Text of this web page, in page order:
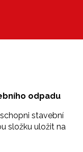
odpadu
stavební
složku uložit na